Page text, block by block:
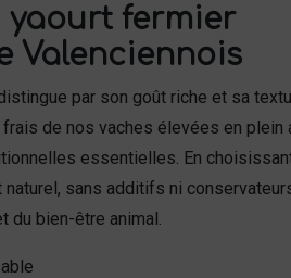
yaourt fermier
Valenciennois
par son goût riche et sa
de nos vaches élevées en plein
essentielles. En
sans additifs ni
du bien-être animal.